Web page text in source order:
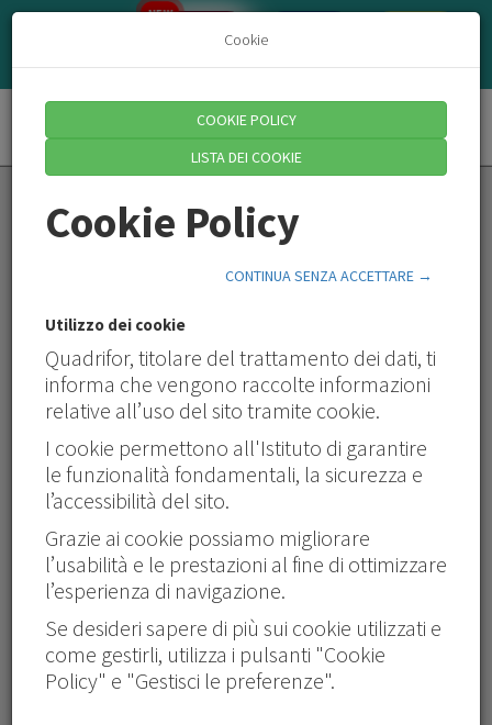
AZIENDE/CONSULENTI
NEW
HR
Area Quadri
“Concentrarsi sulla persona è una priorità per
chi si occupa di formazione. In Quadrifor
lavoriamo per costruire proposte formative
innovative, che sappiano intercettare le
necessità di un mondo in continua
trasformazione e sappiano accompagnare i
Quadri in percorsi di crescita continuativi,
accessibili e di qualità”
Cookie
COOKIE POLICY
LISTA DEI COOKIE
Cookie Policy
CONTINUA SENZA ACCETTARE →
Utilizzo dei cookie
Quadrifor, titolare del trattamento dei dati, ti
informa che vengono raccolte informazioni
relative all’uso del sito tramite cookie.
I cookie permettono all'Istituto di garantire
le funzionalità fondamentali, la sicurezza e
l’accessibilità del sito.
Grazie ai cookie possiamo migliorare
l’usabilità e le prestazioni al fine di ottimizzare
l’esperienza di navigazione.
Se desideri sapere di più sui cookie utilizzati e
come gestirli, utilizza i pulsanti "Cookie
Policy" e "Gestisci le preferenze".